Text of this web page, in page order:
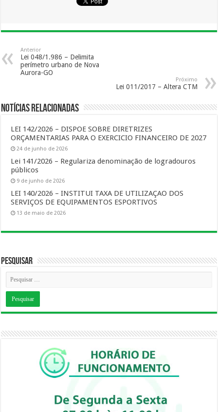
Anterior
Lei 048/1.986 – Delimita
perímetro urbano de Nova
Aurora-GO
Próximo
Lei 011/2017 – Altera CTM
Notícias Relacionadas
LEI 142/2026 – DISPOE SOBRE DIRETRIZES
ORÇAMENTARIAS PARA O EXERCICIO FINANCEIRO DE 2027
24 de junho de 2026
Lei 141/2026 – Regulariza denominação de logradouros
públicos
9 de junho de 2026
LEI 140/2026 – INSTITUI TAXA DE UTILIZAÇAO DOS
SERVIÇOS DE EQUIPAMENTOS ESPORTIVOS
13 de maio de 2026
Pesquisar